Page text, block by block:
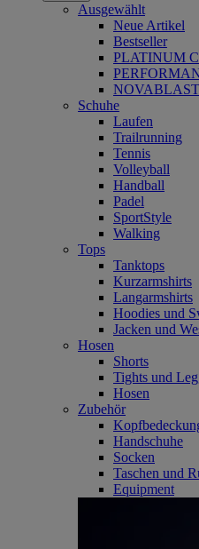
Ausgewählt
Neue Artikel
Bestseller
PLATINUM
Schuhe
Laufen
Trailrunning
Tennis
Volleyball
Handball
Padel
SportStyle
Walking
Tops
Tanktops
Kurzarmshirts
Langarmshirts
Hoodies und
Jacken und
Hosen
Shorts
Tights und
Hosen
Zubehör
Handschuhe
Socken
Taschen und
Equipment